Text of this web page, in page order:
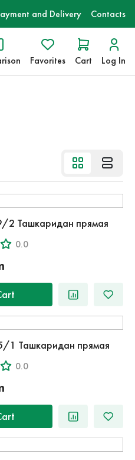
and Delivery Contacts
Favorites Cart Log In
2 Ташкаридан прямая
0.0
1 Ташкаридан прямая
0.0